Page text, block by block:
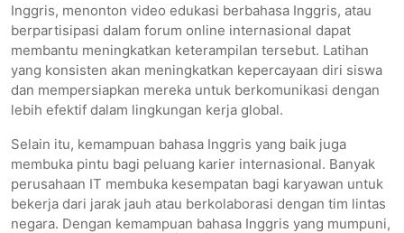
Inggris, menonton video edukasi berbahasa Inggris, atau
berpartisipasi dalam forum online internasional dapat
membantu meningkatkan keterampilan tersebut. Latihan
yang konsisten akan meningkatkan kepercayaan diri siswa
dan mempersiapkan mereka untuk berkomunikasi dengan
lebih efektif dalam lingkungan kerja global.
Selain itu, kemampuan bahasa Inggris yang baik juga
membuka pintu bagi peluang karier internasional. Banyak
perusahaan IT membuka kesempatan bagi karyawan untuk
bekerja dari jarak jauh atau berkolaborasi dengan tim lintas
negara. Dengan kemampuan bahasa Inggris yang mumpuni,